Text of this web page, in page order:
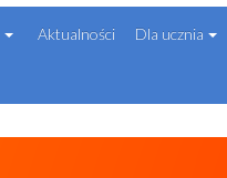
Aktualności Dla ucznia